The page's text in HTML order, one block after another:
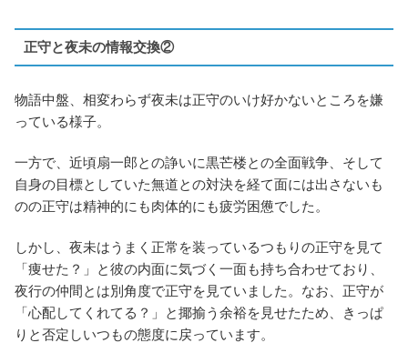
正守と夜未の情報交換②
物語中盤、相変わらず夜未は正守のいけ好かないところを嫌
っている様子。
一方で、近頃扇一郎との諍いに黒芒楼との全面戦争、そして
自身の目標としていた無道との対決を経て面には出さないも
のの正守は精神的にも肉体的にも疲労困憊でした。
しかし、夜未はうまく正常を装っているつもりの正守を見て
「痩せた？」と彼の内面に気づく一面も持ち合わせており、
夜行の仲間とは別角度で正守を見ていました。なお、正守が
「心配してくれてる？」と揶揄う余裕を見せたため、きっぱ
りと否定しいつもの態度に戻っています。